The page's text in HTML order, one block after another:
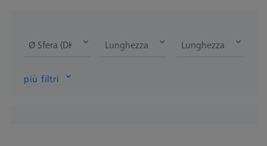
Ø Sfera (DK) Lunghezza (L) Lunghezza di misura
più filtri